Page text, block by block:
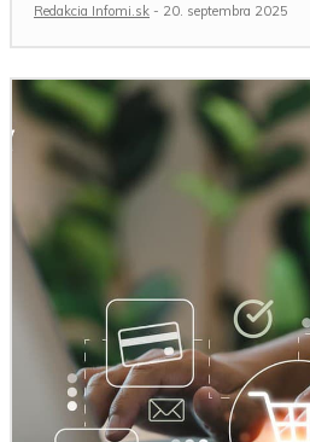
Redakcia Infomi.sk - 20. septembra 2025